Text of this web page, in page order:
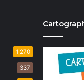
1 270
337